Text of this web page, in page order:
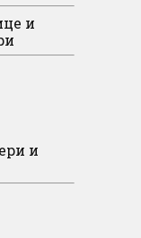
и
и